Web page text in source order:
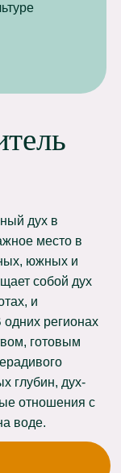
дух в
место в
южных и
собой дух
и
регионах
готовым
глубин, дух-
отношения с
воде.